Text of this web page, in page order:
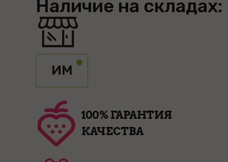
Наличие на складах:
ИМ
100% ГАРАНТИЯ
КАЧЕСТВА